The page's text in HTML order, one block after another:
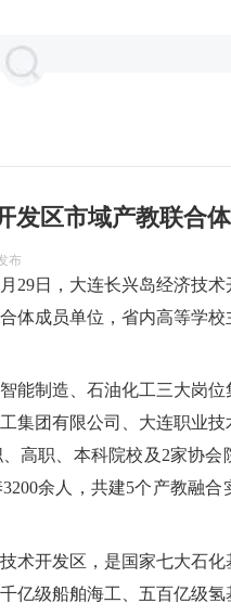
发区市域产教联合
布
日，大连长兴岛经济技术
体成员单位，省内高等学
制造、石油化工三大岗位
集团有限公司、大连职业
高职、本科院校及2家协
余人，共建5个产教融
开发区，是国家七大石化
亿级船舶海工、五百亿级